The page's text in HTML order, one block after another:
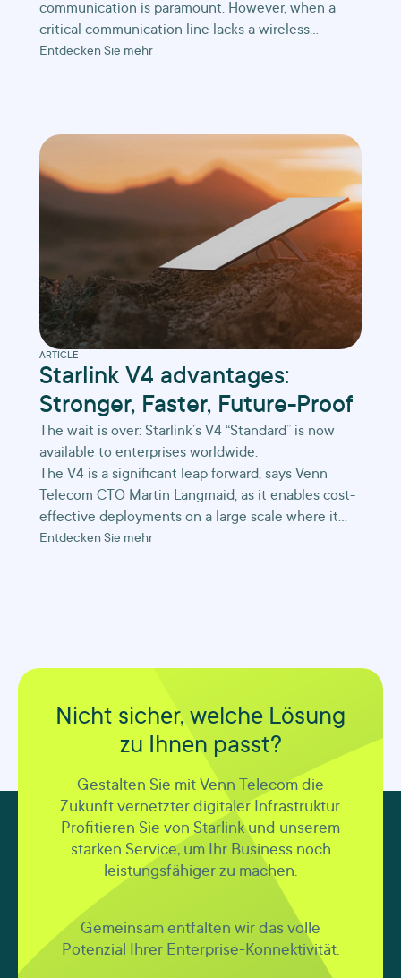
communication is paramount. However, when a
critical communication line lacks a wireless
backup, a myriad of problems can arise. Let's
Entdecken Sie mehr
ARTICLE
Starlink V4 advantages:
Stronger, Faster, Future-Proof
The wait is over: Starlink’s V4 “Standard” is now
available to enterprises worldwide.
The V4 is a significant leap forward, says Venn
Telecom CTO Martin Langmaid, as it enables cost-
effective deployments on a large scale where it
wasn’t possible before.
Entdecken Sie mehr
Nicht sicher, welche Lösung
zu Ihnen passt?
Gestalten Sie mit Venn Telecom die
Zukunft vernetzter digitaler Infrastruktur.
Profitieren Sie von Starlink und unserem
starken Service, um Ihr Business noch
leistungsfähiger zu machen.
Gemeinsam entfalten wir das volle
Potenzial Ihrer Enterprise-Konnektivität.